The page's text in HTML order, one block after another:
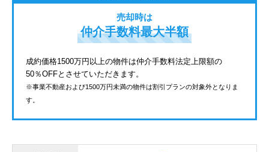
売却時は
仲介手数料最大半額
成約価格1500万円以上の物件は仲介手数料法定上限額の
50％OFFとさせていただきます。
※事業不動産および1500万円未満の物件は割引プランの対象外となりま
す。